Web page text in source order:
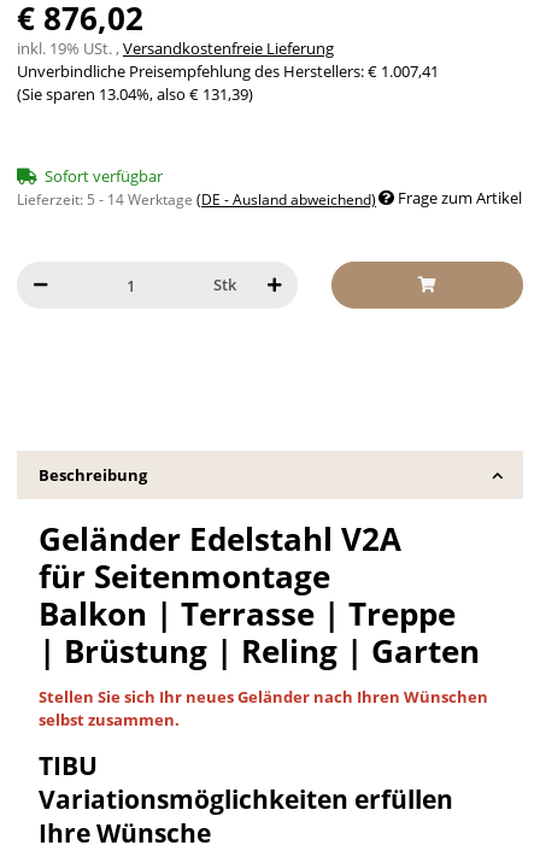
€ 876,02
inkl. 19% USt. ,Versandkostenfreie Lieferung
Unverbindliche Preisempfehlung des Herstellers:€ 1.007,41
(Sie sparen 13.04%, also € 131,39)
Sofort verfügbar
Lieferzeit: 5 - 14 Werktage (DE - Ausland abweichend) Frage zum Artikel
Stk
Beschreibung
Geländer Edelstahl V2A
für Seitenmontage
Balkon | Terrasse | Treppe
| Brüstung | Reling | Garten
Stellen Sie sich Ihr neues Geländer nach Ihren Wünschen
selbstzusammen.
TIBU
Variationsmöglichkeiten erfüllen
Ihre Wünsche